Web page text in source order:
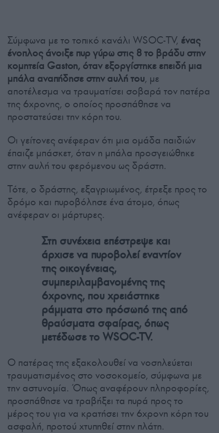
Σύμφωνα με το τοπικό κανάλι WSOC-TV, ένας
ένοπλος άνοιξε πυρ γύρω στις 8 το βράδυ στην
κομητεία Gaston, όταν εξοργίστηκε επειδή μια
μπάλα αναπήδησε στην αυλή του, με
αποτέλεσμα να τραυματίσει σοβαρά τον πατέρα
της 6χρονης, ο οποίος προσπάθησε να
προστατεύσει την κόρη του.
Οι γείτονες ανέφεραν ότι μια ομάδα παιδιών
έπαιζε μπάσκετ, όταν η μπάλα προσγειώθηκε
στην αυλή του φερόμενου ως δράστη.
Τότε, ο δράστης, εξαγριωμένος, έτρεξε προς το
δρόμο και πυροβόλησε ένα άτομο, όπως
ανέφεραν οι μάρτυρες.
Στη συνέχεια επέστρεψε και
άρχισε να πυροβολεί εναντίον
της οικογένειας,
συμπεριλαμβανομένης της
6χρονης, που χρειάστηκε
ράμματα στο πρόσωπό της από
θραύσματα σφαίρας, όπως
μετέδωσε το WSOC-TV.
Ο πατέρας της εξακολουθεί να νοσηλεύεται
τραυματισμένος στο νοσοκομείο, σύμφωνα με
την αστυνομία. Όπως αναφέρουν πληροφορίες,
προσπάθησε να τραβήξει τα πυρά προς το
μέρος του για να κρατήσει την 6χρονη κόρη του
ασφαλή, προτού χτυπηθεί στην πλάτη.